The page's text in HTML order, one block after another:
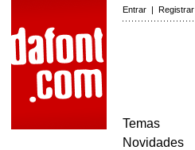
Entrar | Registrar
Temas
Novidades